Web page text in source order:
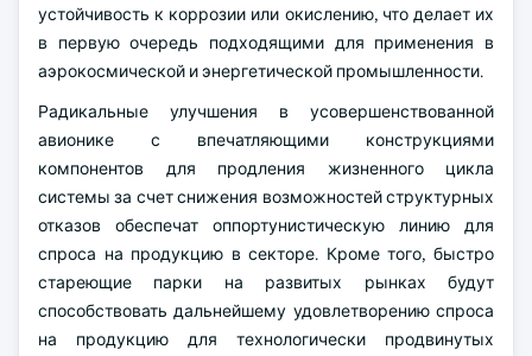
устойчивость к коррозии или окислению, что делает их
в первую очередь подходящими для применения в
аэрокосмической и энергетической промышленности.
Радикальные улучшения в усовершенствованной
авионике с впечатляющими конструкциями
компонентов для продления жизненного цикла
системы за счет снижения возможностей структурных
отказов обеспечат оппортунистическую линию для
спроса на продукцию в секторе. Кроме того, быстро
стареющие парки на развитых рынках будут
способствовать дальнейшему удовлетворению спроса
на продукцию для технологически продвинутых